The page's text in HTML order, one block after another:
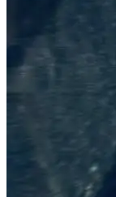
Langsa
Subulussalam